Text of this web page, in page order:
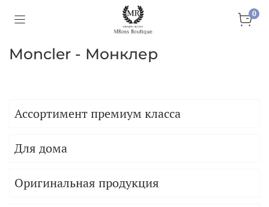
0
Moncler - Монклер
Ассортимент премиум класса
Для дома
Оригинальная продукция